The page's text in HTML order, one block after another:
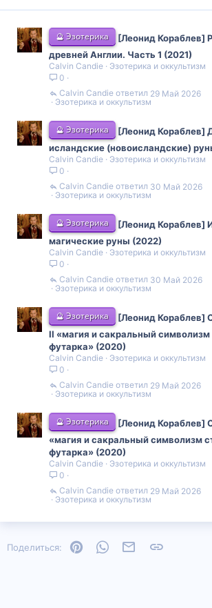
🔮 Эзотерика
[Леонид Кораблев]
древней Англии. Часть 1 (2021)
Calvin Candie
Эзотерика и оккультизм
0
Эзотерика и оккультизм
29 Май 2026
Calvin Candie
🔮 Эзотерика
[Леонид Кораблев]
исландские (новоисландские)
Calvin Candie
Эзотерика и оккультизм
0
Эзотерика и оккультизм
30 Май 2026
Calvin Candie
🔮 Эзотерика
[Леонид Кораблев]
магические руны (2022)
Calvin Candie
Эзотерика и оккультизм
0
Эзотерика и оккультизм
30 Май 2026
Calvin Candie
🔮 Эзотерика
[Леонид Кораблев]
II «магия и сакральный символизм
футарка» (2020)
Calvin Candie
Эзотерика и оккультизм
0
Эзотерика и оккультизм
29 Май 2026
Calvin Candie
🔮 Эзотерика
[Леонид Кораблев]
«магия и сакральный символизм
футарка» (2020)
Calvin Candie
Эзотерика и оккультизм
0
Эзотерика и оккультизм
29 Май 2026
Calvin Candie
Поделиться: PinterestWhatsAppЭлектронная